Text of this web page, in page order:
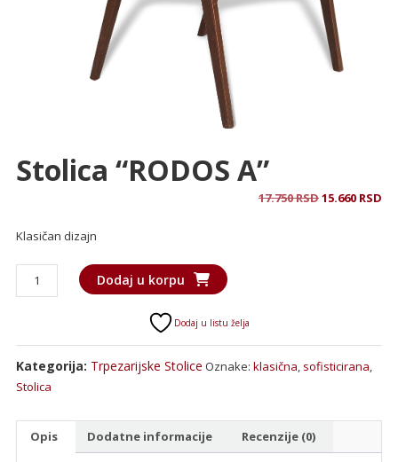
Stolica “RODOS A”
17.750RSDOriginalna
15.660 RSD
Klasičan dizajn
"RODOS
Dodaj u korpu
Dodaj u listu želja
Kategorija: Trpezarijske Stolice Oznake: klasična sofisticirana
Stolica
Opis Dodatne informacije Recenzije (0)